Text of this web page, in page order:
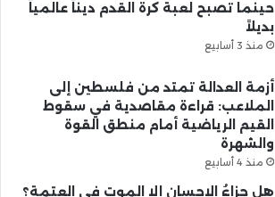
حينما تصبح لعبة كرة القدم ديناً عالمياً
بديلاً
منذ 3 أسابيع
أزمة العدالة تمتد من فلسطين إلى
الملاعب: قراءة مقاصدية في سقوط
القيم الرياضية أمام منطق القوة
والشهرة
منذ 4 أسابيع
هل جزاءُ الإحسانِ إلا الموت في العتمة؟